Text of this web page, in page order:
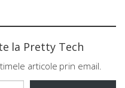
la Pretty Tech
articole prin email.